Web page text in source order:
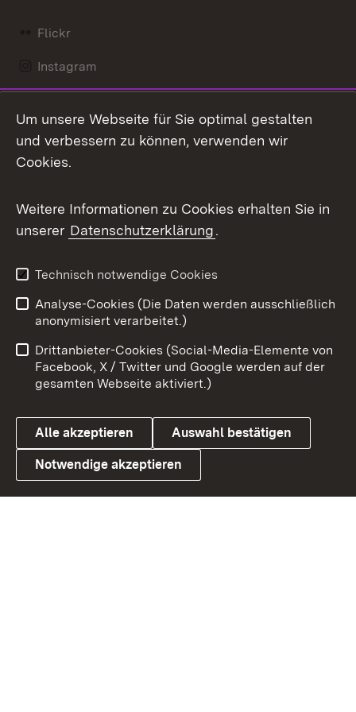
Flickr
Instagram
Mastodon
Messenger
Social Wall
X / Twitter
Youtube
Link zum Landesportal
Benutzungshinweise
Barrierefreiheit
Datenschutz
Cookies
Um unsere Webseite für Sie optimal gestalten
und verbessern zu können, verwenden wir
Cookies.
Weitere Informationen zu Cookies erhalten Sie in
unserer Datenschutzerklärung.
Technisch notwendige Cookies
Analyse-Cookies (Die Daten werden ausschließlich
anonymisiert verarbeitet.)
Drittanbieter-Cookies (Social-Media-Elemente von
Facebook, X / Twitter und Google werden auf der
gesamten Webseite aktiviert.)
Alle akzeptieren Auswahl bestätigen
Notwendige akzeptieren